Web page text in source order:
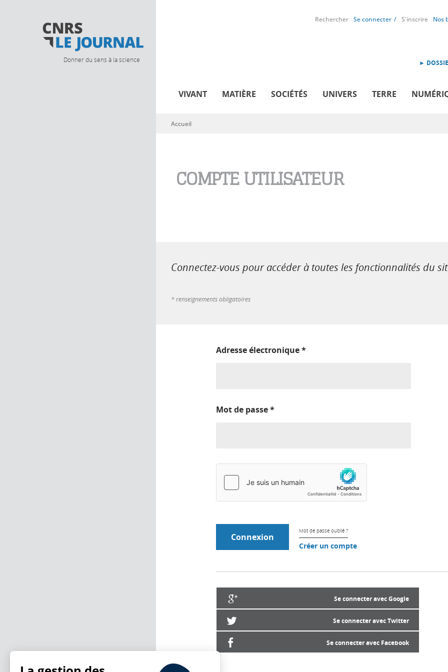
Donner du sens à la science
Rechercher Se connecter S'inscrire Nos
►
VIVANT MATIÈRE SOCIÉTÉS UNIVERS TERRE
Vous êtes ici
Accueil
COMPTE UTILISATEUR
Connectez-vous pour accéder à toutes les fonctionnalités du
* renseignements obligatoires
Adresse électronique*
Mot de passe*
Mot de passe oublié ?
Créer un compte
Se connecter avec Google
Se connecter avec Twitter
Se connecter avec Facebook